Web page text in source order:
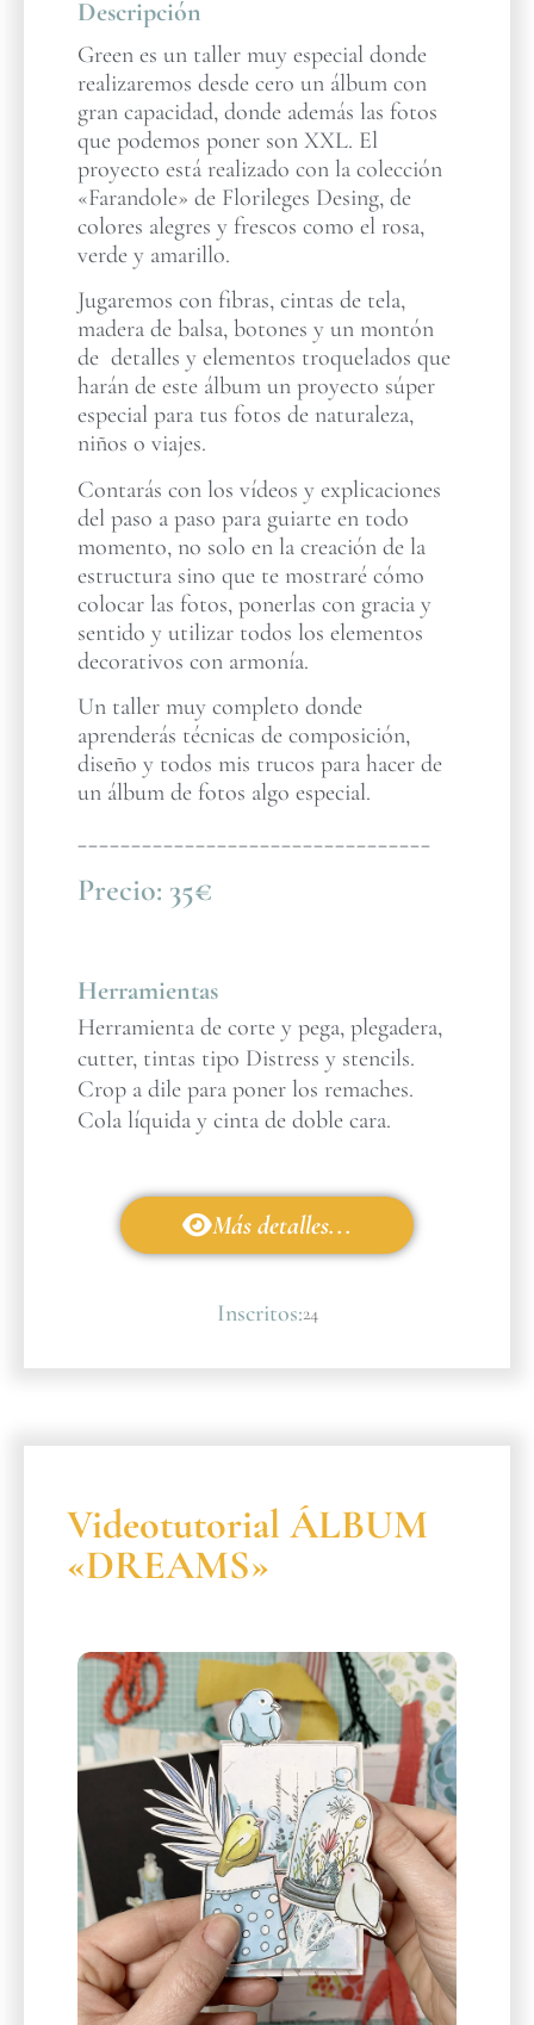
Descripción
Green es un taller muy especial donde
realizaremos desde cero un álbum con
gran capacidad, donde además las fotos
que podemos poner son XXL. El
proyecto está realizado con la colección
«Farandole» de Florileges Desing, de
colores alegres y frescos como el rosa,
verde y amarillo.
Jugaremos con fibras, cintas de tela,
madera de balsa, botones y un montón
de detalles y elementos troquelados que
harán de este álbum un proyecto súper
especial para tus fotos de naturaleza,
niños o viajes.
Contarás con los vídeos y explicaciones
del paso a paso para guiarte en todo
momento, no solo en la creación de la
estructura sino que te mostraré cómo
colocar las fotos, ponerlas con gracia y
sentido y utilizar todos los elementos
decorativos con armonía.
Un taller muy completo donde
aprenderás técnicas de composición,
diseño y todos mis trucos para hacer de
un álbum de fotos algo especial.
_________________________________
Precio: 35€
Herramientas
Herramienta de corte y pega, plegadera,
cutter, tintas tipo Distress y stencils.
Crop a dile para poner los remaches.
Cola líquida y cinta de doble cara.
Más detalles...
Inscritos:24
Videotutorial ÁLBUM
«DREAMS»